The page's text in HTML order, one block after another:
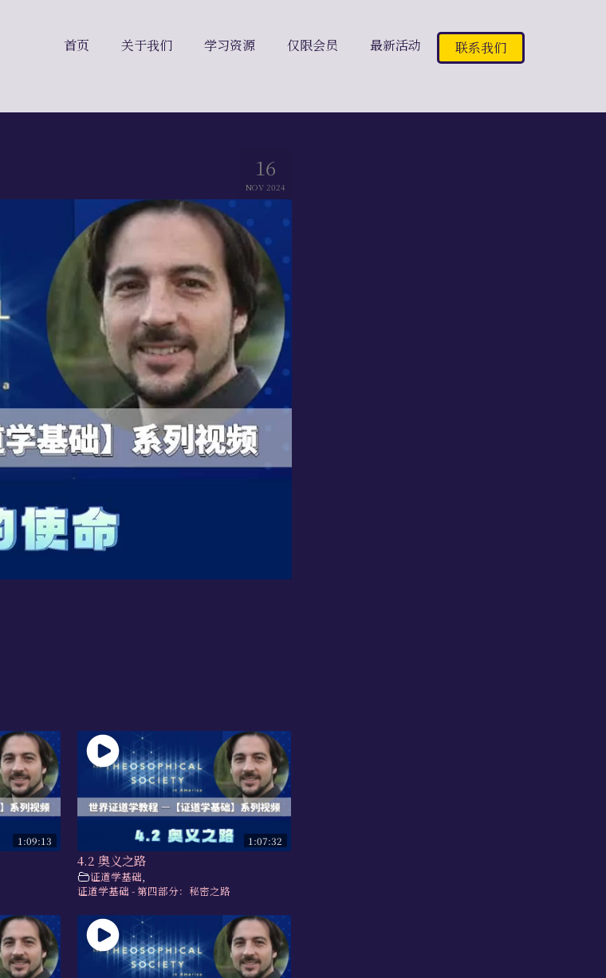
首页 关于我们 学习资源 仅限会员 最新活动 联系我们
16
NOV 2024
1:09:13 1:07:32
4.2 奥义之路
证道学基础,
证道学基础 - 第四部分：秘密之路